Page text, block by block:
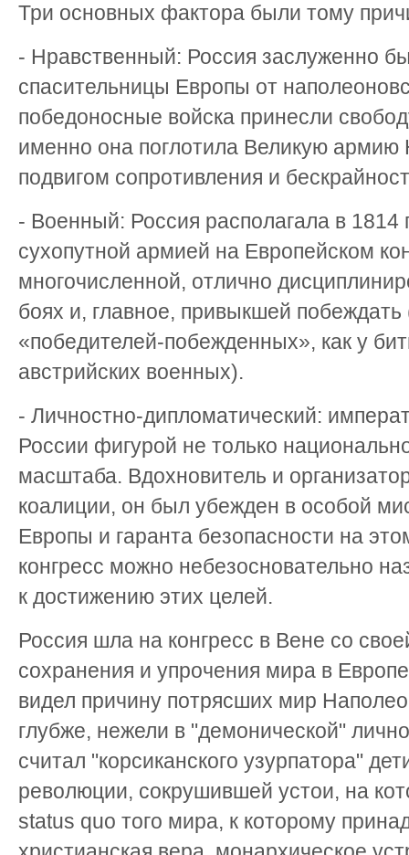
Три основных фактора были тому
- Нравственный: Россия заслуженно
спасительницы Европы от
победоносные войска принесли
именно она поглотила Великую
подвигом сопротивления и
- Военный: Россия располагала в
сухопутной армией на Европейском
многочисленной, отлично
боях и, главное, привыкшей побеждать
«победителей-побежденных», как у
австрийских военных).
- Личностно-дипломатический:
России фигурой не только
масштаба. Вдохновитель и
коалиции, он был убежден в особой
Европы и гаранта безопасности на
конгресс можно небезосновательно
к достижению этих целей.
Россия шла на конгресс в Вене со
сохранения и упрочения мира в
видел причину потрясших мир
глубже, нежели в "демонической"
считал "корсиканского узурпатора"
революции, сокрушившей устои, на
status quo того мира, к которому